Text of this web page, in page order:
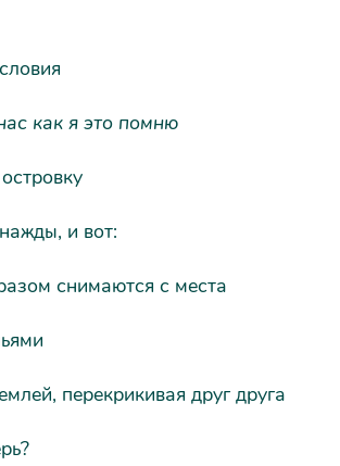
как я это помню
и вот:
снимаются с места
перекрикивая друг друга